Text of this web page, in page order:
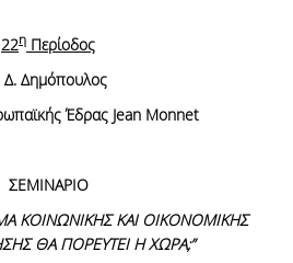
22η Περίοδος
Δ. Δημόπουλος
Έδρας Jean Monnet
ΣΕΜΙΝΑΡΙΟ
ΚΟΙΝΩΝΙΚΗΣ ΚΑΙ ΟΙΚΟΝΟΜΙΚΗΣ
ΘΑ ΠΟΡΕΥΤΕΙ Η ΧΩΡΑ;”